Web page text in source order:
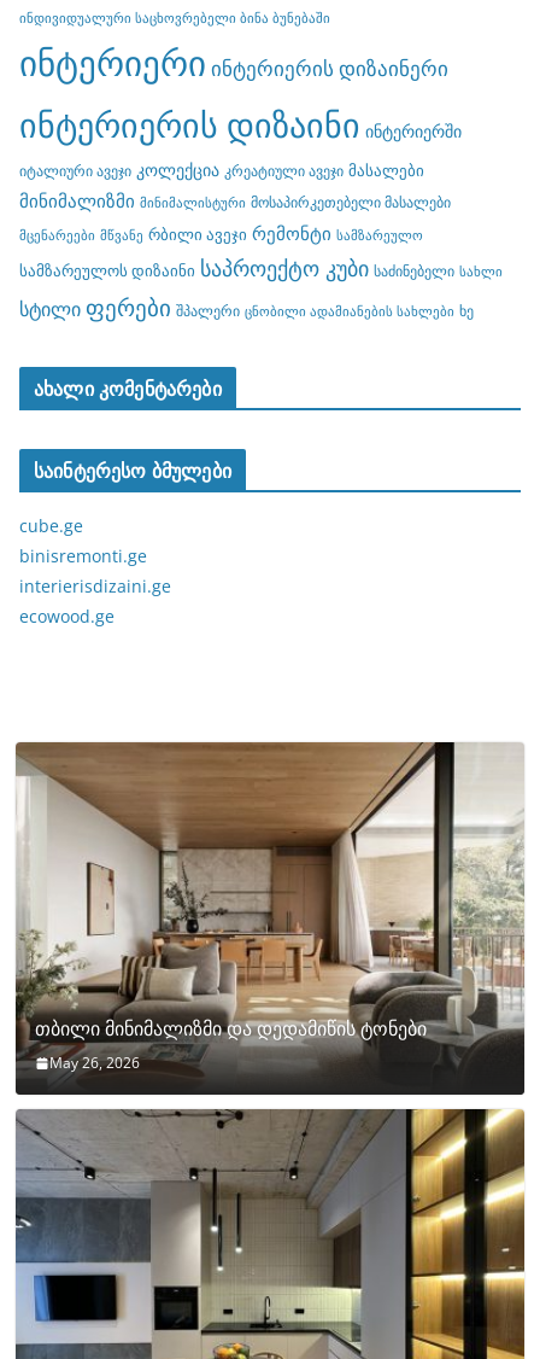
ინდივიდუალური საცხოვრებელი ბინა ბუნებაში
ინტერიერი ინტერიერის დიზაინერი
ინტერიერის დიზაინი ინტერიერში
იტალიური ავეჯი კოლექცია კრეატიული ავეჯი მასალები
მინიმალიზმი მინიმალისტური მოსაპირკეთებელი მასალები
მცენარეები მწვანე რბილი ავეჯი რემონტი სამზარეულო
სამზარეულოს დიზაინი საპროექტო კუბი საძინებელი სახლი
სტილი ფერები შპალერი ცნობილი ადამიანების სახლები ხე
ახალი კომენტარები
საინტერესო ბმულები
cube.ge
binisremonti.ge
interierisdizaini.ge
ecowood.ge
თბილი მინიმალიზმი და დედამიწის ტონები
May 26, 2026